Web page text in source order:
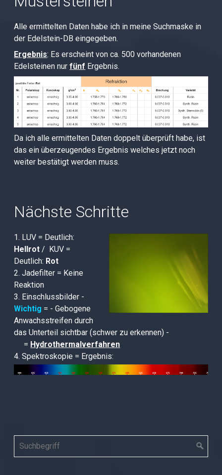
Alle ermittelten Daten habe ich in meine Suchmaske in
der Edelstein-DB eingegeben.
Ergebnis: Es erscheint von ca. 500 vorhandenen
Edelsteinen nurfünf Ergebnis.
Da ich alle ermittelten Daten doppelt überprüft habe, ist
das ein überzeugendes Ergebnis welches jetzt noch
weiter bestätigt werden muss.
Nächste Schritte
1. LUV = Deutlich:
Hellrot / KUV =
Deutlich: Rot
2. Jadefilter = Keine
Reaktion
3. Einschlussbilder -
Wichtig = - Gebogene
Anwachsstreifen durch
das Unterteil sichtbar (schwer zu erkennen) -
= Hydrothermalverfahren
4. Spektroskopie = Ergebnis: